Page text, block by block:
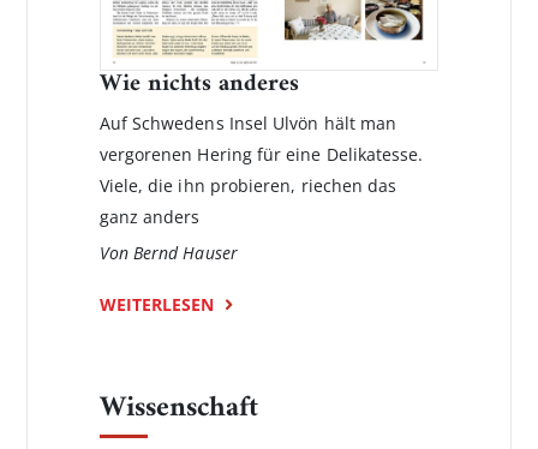
Wie nichts anderes
Auf Schwedens Insel Ulvön hält man
vergorenen Hering für eine Delikatesse.
Viele, die ihn probieren, riechen das
ganz anders
Von Bernd Hauser
WEITERLESEN
Wissenschaft